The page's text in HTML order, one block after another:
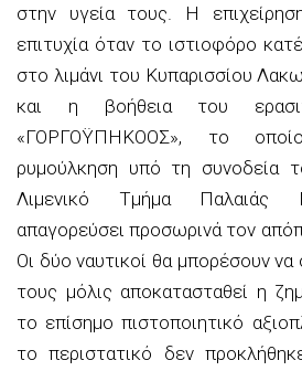
στην υγεία τους. Η
επιτυχία όταν το ιστιοφόρο
στο λιμάνι του Κυπαρισσίου
και η βοήθεια του
«ΓΟΡΓΟΫΠΗΚΟΟΣ», το
ρυμούλκηση υπό τη συνοδεία
Λιμενικό Τμήμα Παλαιάς
απαγορεύσει προσωρινά τον
Οι δύο ναυτικοί θα μπορέσουν να
τους μόλις αποκατασταθεί η
το επίσημο πιστοποιητικό
το περιστατικό δεν